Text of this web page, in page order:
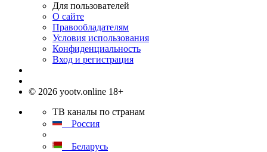
Для пользователей
О сайте
Правообладателям
Условия использования
Конфиденциальность
Вход и регистрация
© 2026 yootv.online 18+
ТВ каналы по странам
Россия
Беларусь